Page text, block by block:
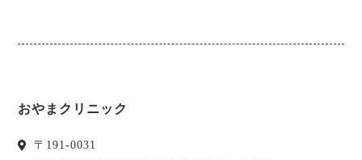
おやまクリニック
〒 191-0031